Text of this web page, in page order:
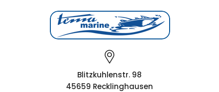
Blitzkuhlenstr. 98
45659 Recklinghausen